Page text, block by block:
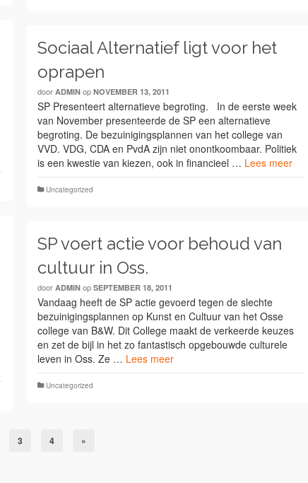
Sociaal Alternatief ligt voor het
oprapen
doorADMIN opNOVEMBER 13, 2011
SP Presenteert alternatieve begroting. In de eerste week
van November presenteerde de SP een alternatieve
begroting. De bezuinigingsplannen van het college van
VVD. VDG, CDA en PvdA zijn niet onontkoombaar. Politiek
is een kwestie van kiezen, ook in financieel … Lees meer
Uncategorized
SP voert actie voor behoud van
cultuur in Oss.
doorADMIN opSEPTEMBER 18, 2011
Vandaag heeft de SP actie gevoerd tegen de slechte
bezuinigingsplannen op Kunst en Cultuur van het Osse
college van B&W. Dit College maakt de verkeerde keuzes
en zet de bijl in het zo fantastisch opgebouwde culturele
leven in Oss. Ze … Lees meer
Uncategorized
3 4 »